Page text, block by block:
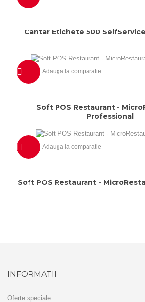
Cantar Etichete 500
Adauga la comparatie
Soft POS Restaurant -
Professional
Adauga la comparatie
Soft POS Restaurant -
INFORMATII
Oferte speciale